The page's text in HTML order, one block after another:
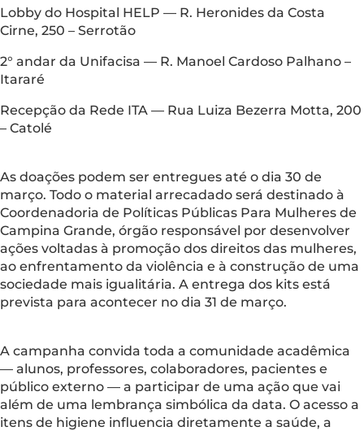
Lobby do Hospital HELP –– R. Heronides da Costa
Cirne, 250 – Serrotão
2° andar da Unifacisa –– R. Manoel Cardoso Palhano –
Itararé
Recepção da Rede ITA –– Rua Luiza Bezerra Motta, 200
– Catolé
As doações podem ser entregues até o dia 30 de
março. Todo o material arrecadado será destinado à
Coordenadoria de Políticas Públicas Para Mulheres de
Campina Grande, órgão responsável por desenvolver
ações voltadas à promoção dos direitos das mulheres,
ao enfrentamento da violência e à construção de uma
sociedade mais igualitária. A entrega dos kits está
prevista para acontecer no dia 31 de março.
A campanha convida toda a comunidade acadêmica
— alunos, professores, colaboradores, pacientes e
público externo — a participar de uma ação que vai
além de uma lembrança simbólica da data. O acesso a
itens de higiene influencia diretamente a saúde, a